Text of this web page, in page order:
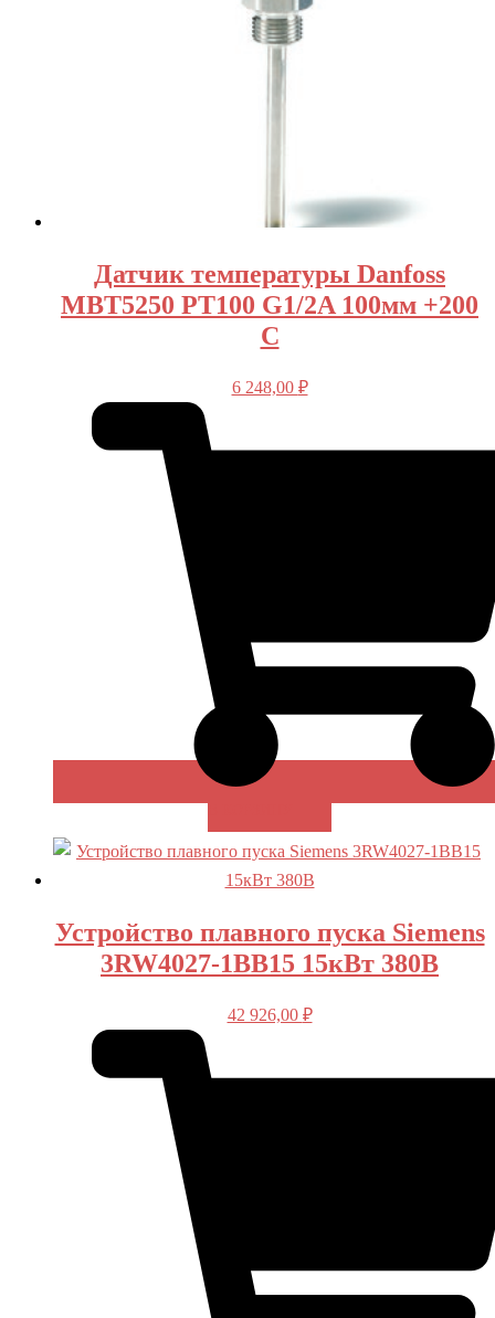
Датчик температуры Danfoss
MBT5250 PT100 G1/2A 100мм +200
С
6 248,00 ₽
Устройство плавного пуска Siemens
3RW4027-1BB15 15кВт 380В
42 926,00 ₽